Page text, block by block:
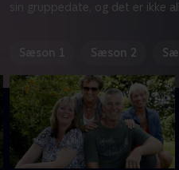
sin gruppedate, og det er ikke
Sæson 1 Sæson 2